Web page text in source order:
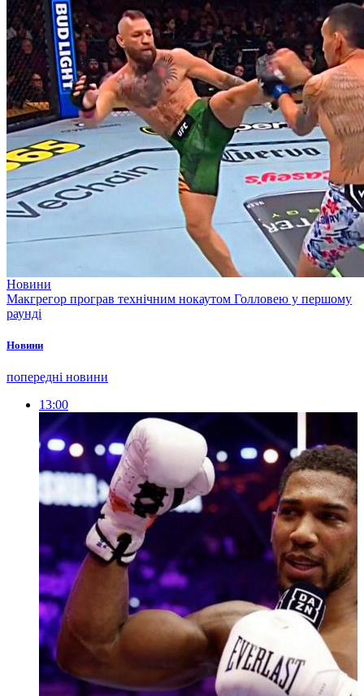
Новини
Макгрегор програв технічним нокаутом Голловею у першому
раунді
Новини
попередні новини
13:00